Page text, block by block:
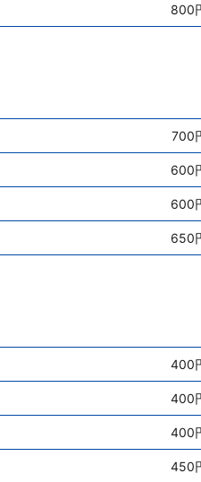
800
700
600
600
650
400
400
400
450